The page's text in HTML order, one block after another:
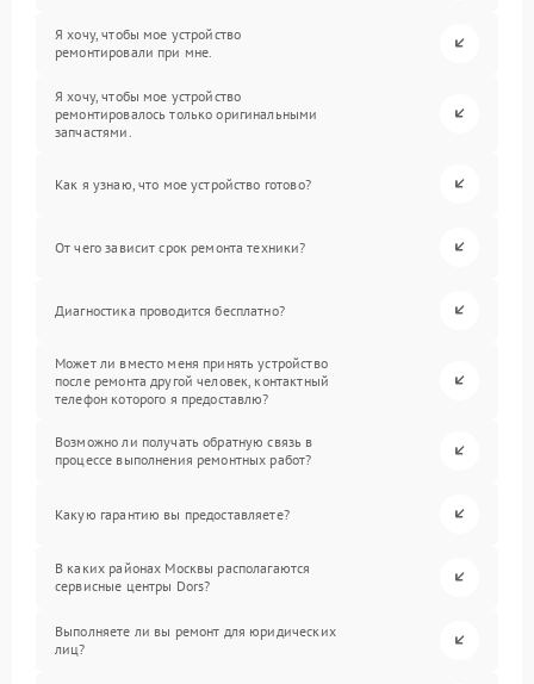
Я хочу, чтобы мое устройство
ремонтировали при мне.
Я хочу, чтобы мое устройство
ремонтировалось только оригинальными
запчастями.
Как я узнаю, что мое устройство готово?
От чего зависит срок ремонта техники?
Диагностика проводится бесплатно?
Может ли вместо меня принять устройство
после ремонта другой человек, контактный
телефон которого я предоставлю?
Возможно ли получать обратную связь в
процессе выполнения ремонтных работ?
Какую гарантию вы предоставляете?
В каких районах Москвы располагаются
сервисные центры Dors?
Выполняете ли вы ремонт для юридических
лиц?